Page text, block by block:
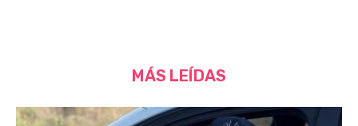
MÁS LEÍDAS